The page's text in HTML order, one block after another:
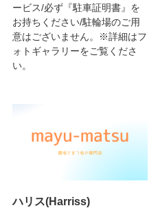
ービス/必ず『駐車証明書』を
お持ちください/駐輪場のご用
意はございません。※詳細はフ
ォトギャラリーをご覧くださ
い。
ハリス(Harriss)